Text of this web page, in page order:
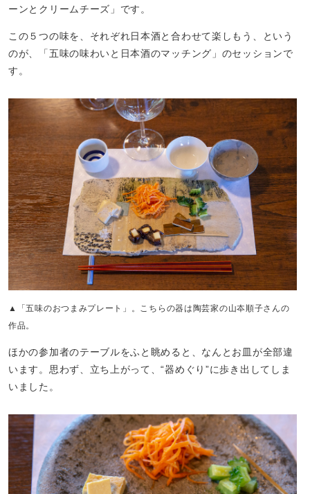
ーンとクリームチーズ」です。
この５つの味を、それぞれ日本酒と合わせて楽しもう、という
のが、「五味の味わいと日本酒のマッチング」のセッションで
す。
▲「五味のおつまみプレート」。こちらの器は陶芸家の山夲順子さんの
作品。
ほかの参加者のテーブルをふと眺めると、なんとお皿が全部違
います。思わず、立ち上がって、“器めぐり”に歩き出してしま
いました。